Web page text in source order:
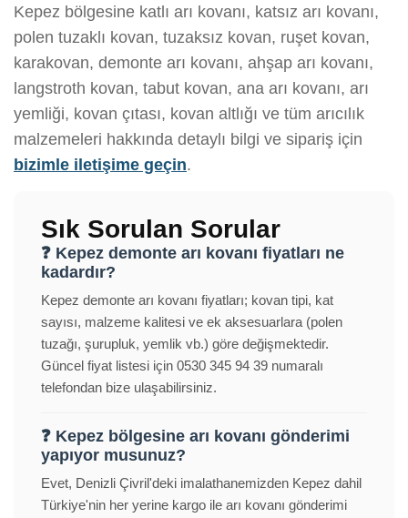
Kepez bölgesine katlı arı kovanı, katsız arı kovanı,
polen tuzaklı kovan, tuzaksız kovan, ruşet kovan,
karakovan, demonte arı kovanı, ahşap arı kovanı,
langstroth kovan, tabut kovan, ana arı kovanı, arı
yemliği, kovan çıtası, kovan altlığı ve tüm arıcılık
malzemeleri hakkında detaylı bilgi ve sipariş için
bizimle iletişime geçin.
Sık Sorulan Sorular
❓ Kepez demonte arı kovanı fiyatları ne
kadardır?
Kepez demonte arı kovanı fiyatları; kovan tipi, kat
sayısı, malzeme kalitesi ve ek aksesuarlara (polen
tuzağı, şurupluk, yemlik vb.) göre değişmektedir.
Güncel fiyat listesi için 0530 345 94 39 numaralı
telefondan bize ulaşabilirsiniz.
❓ Kepez bölgesine arı kovanı gönderimi
yapıyor musunuz?
Evet, Denizli Çivril'deki imalathanemizden Kepez dahil
Türkiye'nin her yerine kargo ile arı kovanı gönderimi